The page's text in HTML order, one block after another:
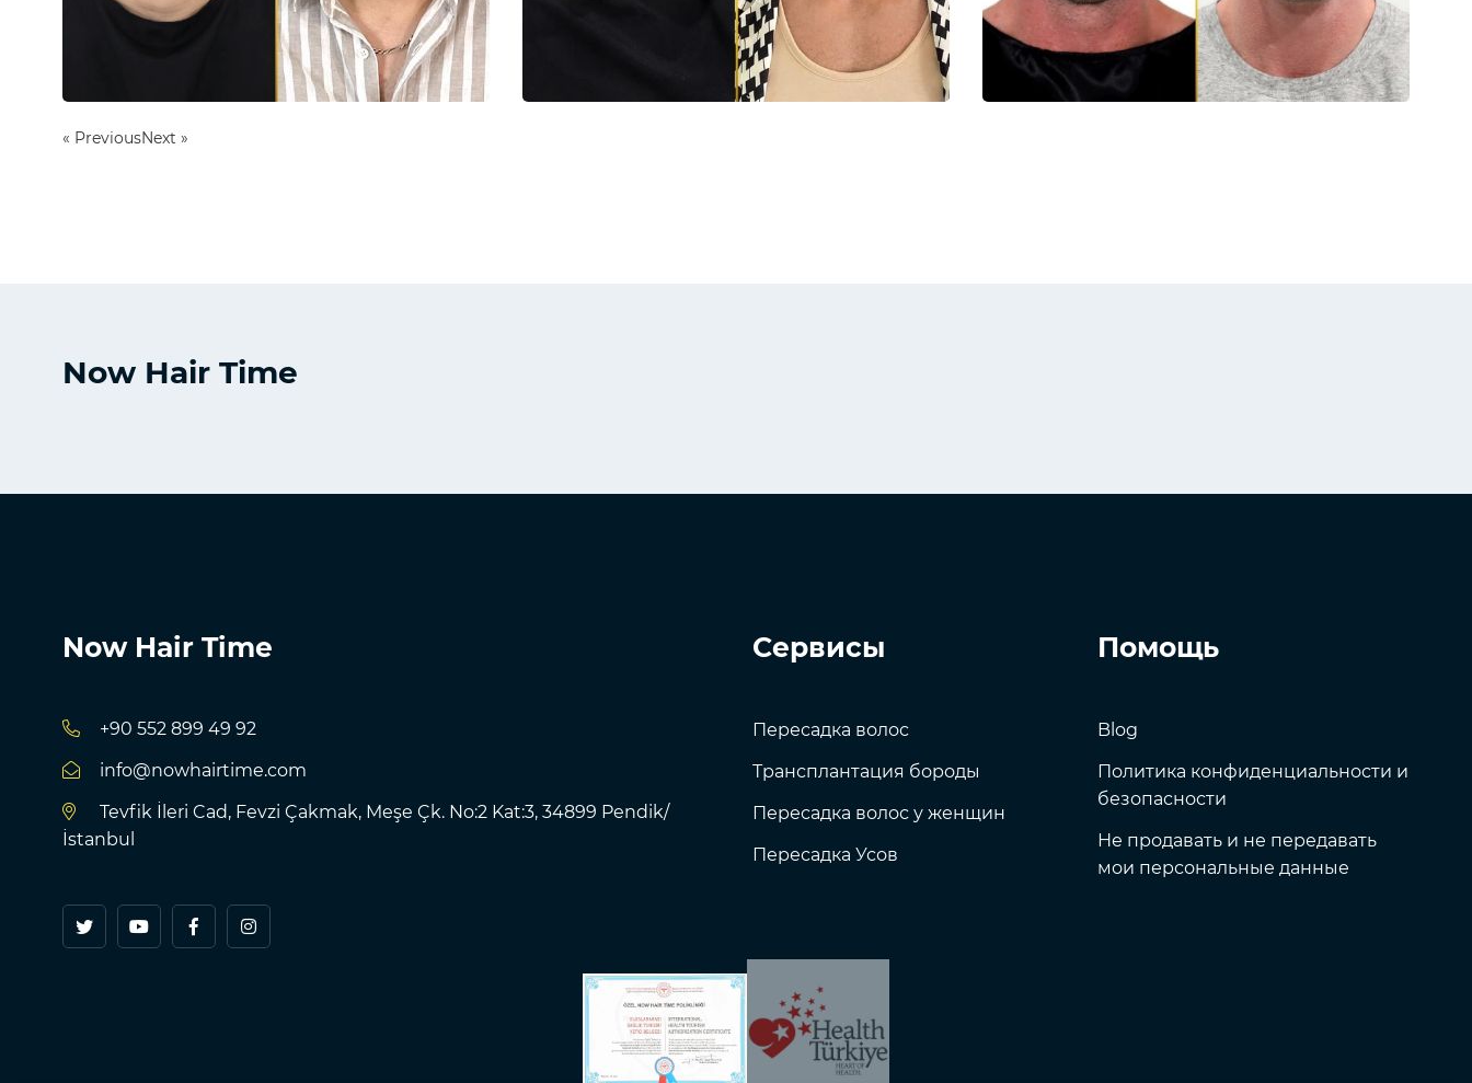
« PreviousNext »
Now Hair Time
Now Hair Time
+90 552 899 49 92
info@nowhairtime.com
Tevfik İleri Cad, Fevzi Çakmak, Meşe Çk. No:2 Kat:3, 34899 Pendik/
İstanbul
Сервисы
Пересадка волос
Трансплантация бороды
Пересадка волос у женщин
Пересадка Усов
Помощь
Blog
Политика конфиденциальности и
безопасности
Не продавать и не передавать
мои персональные данные